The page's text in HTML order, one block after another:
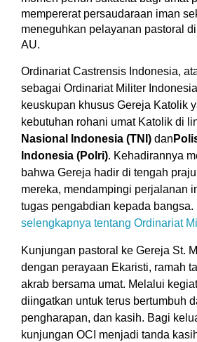
mempererat persaudaraan iman
meneguhkan pelayanan pastoral di
AU.
Ordinariat Castrensis Indonesia,
sebagai Ordinariat Militer
keuskupan khusus Gereja Katolik
kebutuhan rohani umat Katolik di
Nasional Indonesia (TNI) dan
Indonesia (Polri). Kehadirannya
bahwa Gereja hadir di tengah
mereka, mendampingi perjalanan
tugas pengabdian kepada bangsa.
selengkapnya tentang Ordinariat
Kunjungan pastoral ke Gereja St.
dengan perayaan Ekaristi, ramah
akrab bersama umat. Melalui
diingatkan untuk terus bertumbuh
pengharapan, dan kasih. Bagi
kunjungan OCI menjadi tanda